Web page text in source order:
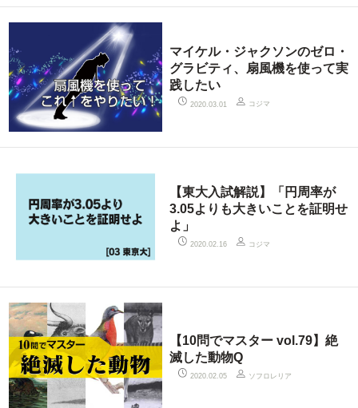
マイケル・ジャクソンのゼロ・
グラビティ、扇風機を使って実
践したい
2020.03.01 コジマ
【東大入試解説】「円周率が
3.05よりも大きいことを証明せ
よ」
2020.02.16 コジマ
【10問でマスター vol.79】絶
滅した動物Q
2020.02.05 ソフロレリア